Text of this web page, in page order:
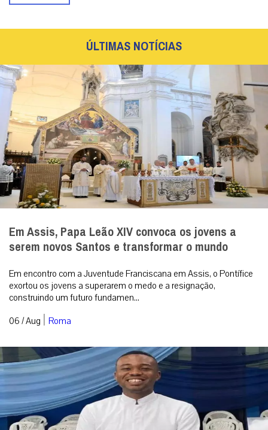
ÚLTIMAS NOTÍCIAS
Em Assis, Papa Leão XIV convoca os jovens a
serem novos Santos e transformar o mundo
Em encontro com a Juventude Franciscana em Assis, o Pontífice
exortou os jovens a superarem o medo e a resignação,
construindo um futuro fundamen...
06 / Aug | Roma